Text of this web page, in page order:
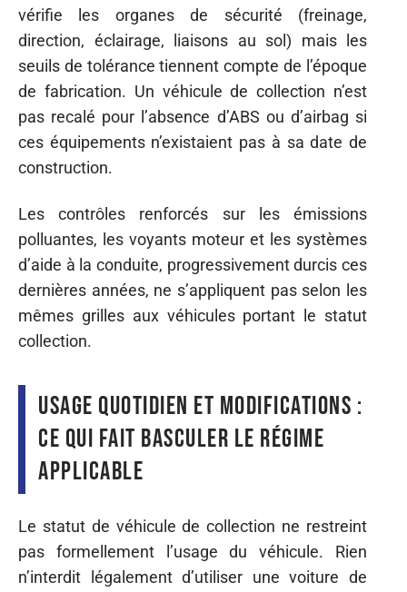
vérifie les organes de sécurité (freinage,
direction, éclairage, liaisons au sol) mais les
seuils de tolérance tiennent compte de l’époque
de fabrication. Un véhicule de collection n’est
pas recalé pour l’absence d’ABS ou d’airbag si
ces équipements n’existaient pas à sa date de
construction.
Les contrôles renforcés sur les émissions
polluantes, les voyants moteur et les systèmes
d’aide à la conduite, progressivement durcis ces
dernières années, ne s’appliquent pas selon les
mêmes grilles aux véhicules portant le statut
collection.
Usage quotidien et modifications :
ce qui fait basculer le régime
applicable
Le statut de véhicule de collection ne restreint
pas formellement l’usage du véhicule. Rien
n’interdit légalement d’utiliser une voiture de